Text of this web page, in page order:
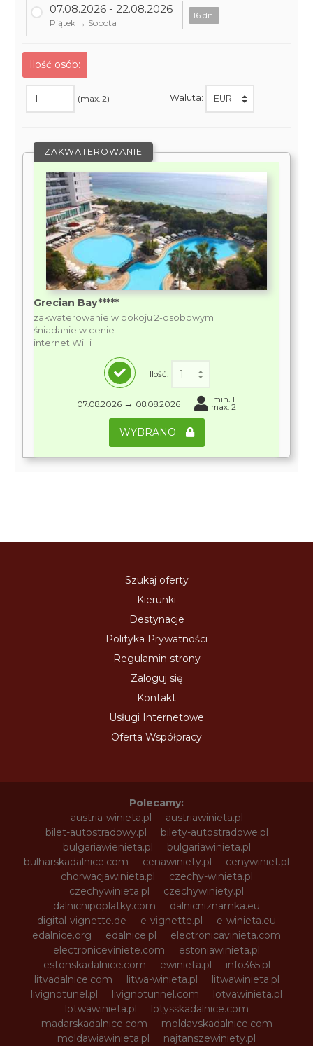
07.08.2026 - 22.08.2026
Piątek → Sobota
16 dni
Ilość osób:
(max. 2) Waluta:
ZAKWATEROWANIE
Grecian Bay*****
zakwaterowanie w pokoju 2-osobowym
śniadanie w cenie
internet WiFi
Ilość:
07.08.2026 → 08.08.2026 min. 1
max. 2
WYBRANO
Szukaj oferty
Kierunki
Destynacje
Polityka Prywatności
Regulamin strony
Zaloguj się
Kontakt
Usługi Internetowe
Oferta Współpracy
Polecamy:
austria-winieta.pl
austriawinieta.pl
bilet-autostradowy.pl
bilety-autostradowe.pl
bulgariawienieta.pl
bulgariawinieta.pl
bulharskadalnice.com
cenawiniety.pl
cenywiniet.pl
chorwacjawinieta.pl
czechy-winieta.pl
czechywinieta.pl
czechywiniety.pl
dalnicnipoplatky.com
dalnicniznamka.eu
digital-vignette.de
e-vignette.pl
e-winieta.eu
edalnice.org
edalnice.pl
electronicavinieta.com
electroniceviniete.com
estoniawinieta.pl
estonskadalnice.com
ewinieta.pl
info365.pl
litvadalnice.com
litwa-winieta.pl
litwawinieta.pl
livignotunel.pl
livignotunnel.com
lotvawinieta.pl
lotwawinieta.pl
lotysskadalnice.com
madarskadalnice.com
moldavskadalnice.com
moldawiawinieta.pl
najtanszewiniety.pl